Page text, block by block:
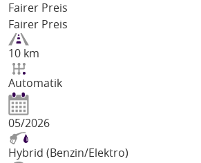
Fairer Preis
Fairer Preis
10 km
Automatik
05/2026
Hybrid (Benzin/Elektro)